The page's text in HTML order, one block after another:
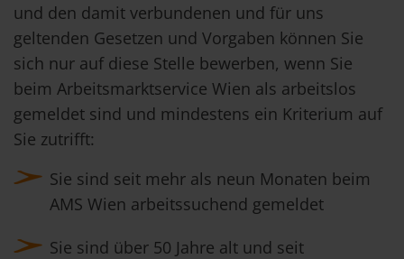
und den damit verbundenen und für uns
geltenden Gesetzen und Vorgaben können Sie
sich nur auf diese Stelle bewerben, wenn Sie
beim Arbeitsmarktservice Wien als arbeitslos
gemeldet sind und mindestens ein Kriterium auf
Sie zutrifft:
Sie sind seit mehr als neun Monaten beim
AMS Wien arbeitssuchend gemeldet
Sie sind über 50 Jahre alt und seit